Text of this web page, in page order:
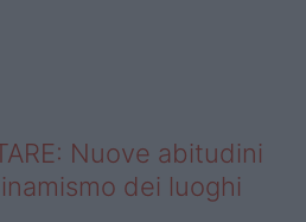
Nuove abitudini
dei luoghi